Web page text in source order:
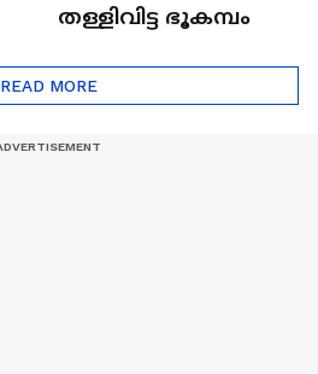
തള്ളിവിട്ട ഭൂകമ്പം
READ MORE